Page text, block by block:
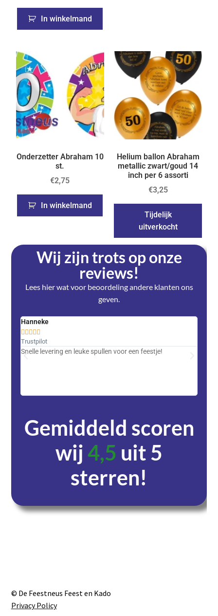
In winkelmand
Onderzetter Abraham 10
st.
€2,75
In winkelmand
Helium ballon Abraham
metallic zwart/goud 14
inch per 6 assorti
€3,25
Tijdelijk
uitverkocht
Wij zijn trots op onze
reviews!
Lees hier wat voor beoordeling andere klanten ons
geven.
Hanneke

Trustpilot
Snelle levering en leuke spullen voor een feestje!
Gemiddeld scoren
wij4,5 uit 5
sterren!
© De Feestneus Feest en Kado
Privacy Policy